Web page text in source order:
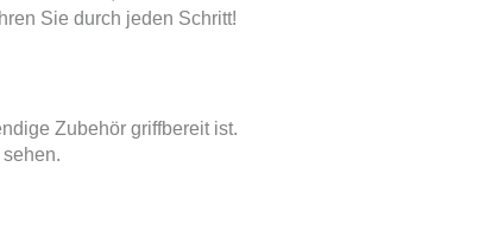
Sie durch jeden Schritt!
Zubehör griffbereit ist.